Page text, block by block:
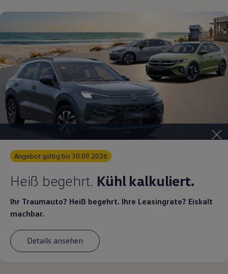
Angebot gültig bis 30.09.2026
Heiß begehrt. Kühl kalkuliert.
Ihr Traumauto? Heiß begehrt. Ihre Leasingrate? Eiskalt
machbar.
Details ansehen